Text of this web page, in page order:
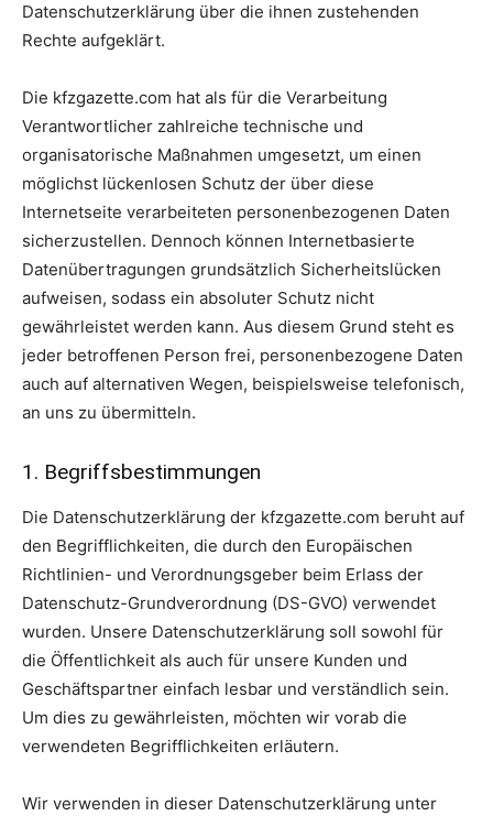
Datenschutzerklärung über die ihnen zustehenden
Rechte aufgeklärt.
Die kfzgazette.com hat als für die Verarbeitung
Verantwortlicher zahlreiche technische und
organisatorische Maßnahmen umgesetzt, um einen
möglichst lückenlosen Schutz der über diese
Internetseite verarbeiteten personenbezogenen Daten
sicherzustellen. Dennoch können Internetbasierte
Datenübertragungen grundsätzlich Sicherheitslücken
aufweisen, sodass ein absoluter Schutz nicht
gewährleistet werden kann. Aus diesem Grund steht es
jeder betroffenen Person frei, personenbezogene Daten
auch auf alternativen Wegen, beispielsweise telefonisch,
an uns zu übermitteln.
1. Begriffsbestimmungen
Die Datenschutzerklärung der kfzgazette.com beruht auf
den Begrifflichkeiten, die durch den Europäischen
Richtlinien- und Verordnungsgeber beim Erlass der
Datenschutz-Grundverordnung (DS-GVO) verwendet
wurden. Unsere Datenschutzerklärung soll sowohl für
die Öffentlichkeit als auch für unsere Kunden und
Geschäftspartner einfach lesbar und verständlich sein.
Um dies zu gewährleisten, möchten wir vorab die
verwendeten Begrifflichkeiten erläutern.
Wir verwenden in dieser Datenschutzerklärung unter